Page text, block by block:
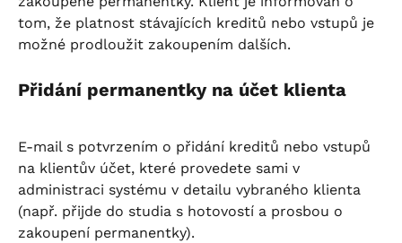
tom, že platnost stávajících kreditů nebo vstupů je
možné prodloužit zakoupením dalších.
Přidání permanentky na účet klienta
E-mail s potvrzením o přidání kreditů nebo vstupů
na klientův účet, které provedete sami v
administraci systému v detailu vybraného klienta
(např. přijde do studia s hotovostí a prosbou o
zakoupení permanentky).